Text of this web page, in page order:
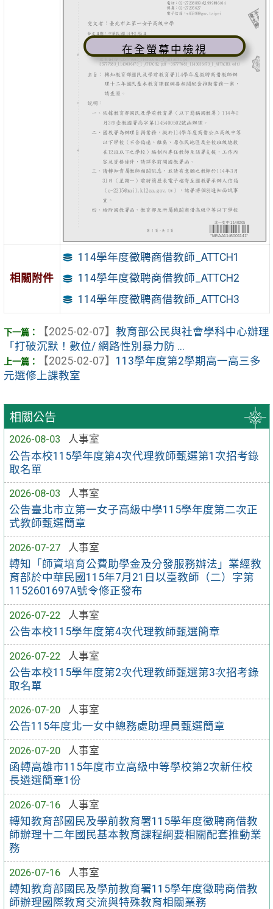
相關公告
2026-08-03
人事室
公告本校115學年度第4次代理教師甄選第1次招考錄
取名單
2026-08-03
人事室
公告臺北市立第一女子高級中學115學年度第二次正
式教師甄選簡章
2026-07-27
人事室
轉知「師資培育公費助學金及分發服務辦法」業經教
育部於中華民國115年7月21日以臺教師（二）字第
1152601697A號令修正發布
2026-07-22
人事室
公告本校115學年度第4次代理教師甄選簡章
2026-07-22
人事室
公告本校115學年度第2次代理教師甄選第3次招考錄
取名單
2026-07-20
人事室
公告115年度北一女中總務處助理員甄選簡章
2026-07-20
人事室
函轉高雄市115年度市立高級中等學校第2次新任校
長遴選簡章1份
2026-07-16
人事室
轉知教育部國民及學前教育署115學年度徵聘商借教
師辦理十二年國民基本教育課程綱要相關配套推動業
務
2026-07-16
人事室
轉知教育部國民及學前教育署115學年度徵聘商借教
師辦理國際教育交流與特殊教育相關業務
在全螢幕中檢視
相關附件
114學年度徵聘商借教師_ATTCH1
114學年度徵聘商借教師_ATTCH2
114學年度徵聘商借教師_ATTCH3
【2025-02-07】 教育部公民與社會學科中心辦理
「打破沉默！數位/ 網路性別暴力防 ...
【2025-02-07】 113學年度第2學期高一高三多
元選修上課教室